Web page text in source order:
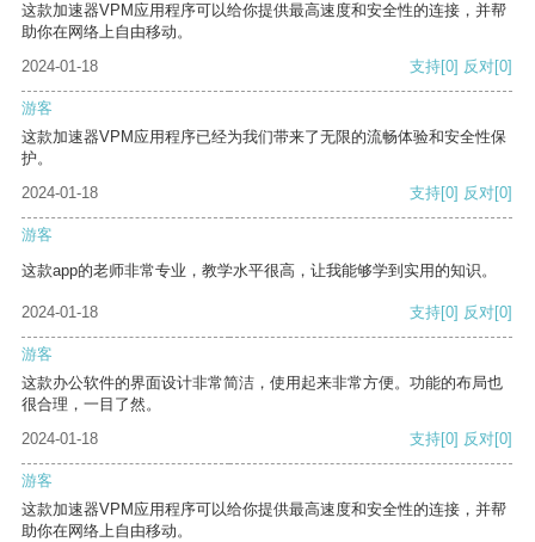
这款加速器VPM应用程序可以给你提供最高速度和安全性的连接，并帮
助你在网络上自由移动。
2024-01-18
支持[0] 反对[0]
游客
这款加速器VPM应用程序已经为我们带来了无限的流畅体验和安全性保
护。
2024-01-18
支持[0] 反对[0]
游客
这款app的老师非常专业，教学水平很高，让我能够学到实用的知识。
2024-01-18 支持[0] 反对[0]
游客
这款办公软件的界面设计非常简洁，使用起来非常方便。功能的布局也
很合理，一目了然。
2024-01-18
支持[0] 反对[0]
游客
这款加速器VPM应用程序可以给你提供最高速度和安全性的连接，并帮
助你在网络上自由移动。